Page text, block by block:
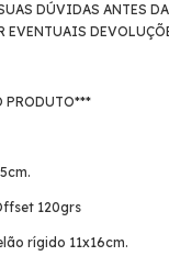
DÚVIDAS ANTES
EVENTUAIS
PRODUTO***
120grs
rígido 11x16cm.